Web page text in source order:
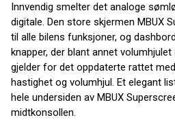
Innvendig smelter det analoge
digitale. Den store skjermen MBUX
til alle bilens funksjoner, og
knapper, der blant annet
gjelder for det oppdaterte rattet
hastighet og volumhjul. Et elegant
hele undersiden av MBUX
midtkonsollen.